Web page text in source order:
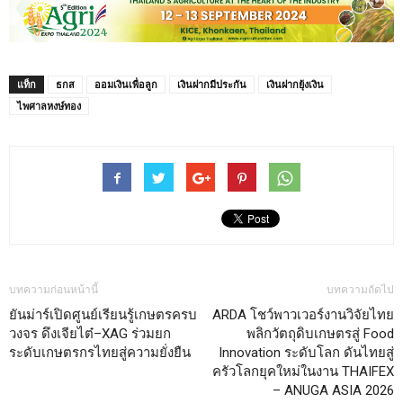
แท็ก ธกส ออมเงินเพื่อลูก เงินฝากมีประกัน
เงินฝากยุ้งเงิน
ไพศาลหงษ์ทอง
บทความก่อนหน้านี้
ยันม่าร์เปิดศูนย์เรียนรู้เกษตรครบ
วงจร ดึงเจียไต๋–XAG ร่วมยก
ระดับเกษตรกรไทยสู่ความยั่งยืน
บทความถัดไป
ARDA โชว์พาวเวอร์งานวิจัยไทย
พลิกวัตถุดิบเกษตรสู่ Food
Innovation ระดับโลก ดันไทยสู่
ครัวโลกยุคใหม่ในงาน THAIFEX
– ANUGA ASIA 2026